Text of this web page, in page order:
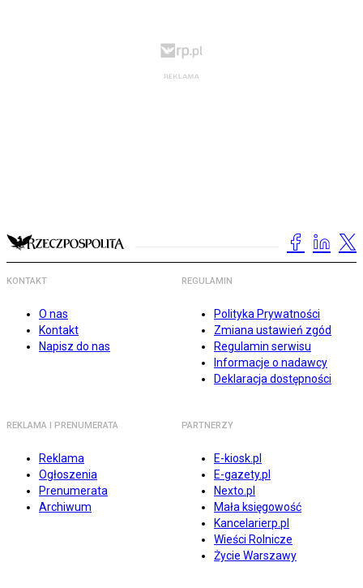
KONTAKT
O nas
Kontakt
Napisz do nas
REGULAMIN
Polityka Prywatności
Zmiana ustawień zgód
Regulamin serwisu
Informacje o nadawcy
Deklaracja dostępności
REKLAMA I PRENUMERATA
Reklama
Ogłoszenia
Prenumerata
Archiwum
PARTNERZY
E-kiosk.pl
E-gazety.pl
Nexto.pl
Mała księgowość
Kancelarierp.pl
Wieści Rolnicze
Życie Warszawy